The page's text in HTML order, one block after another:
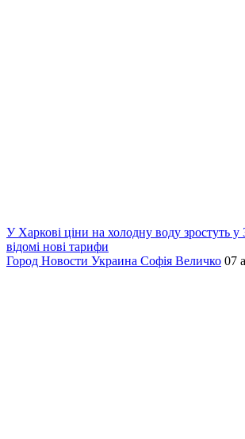
У Харкові ціни на холодну воду зростуть у
відомі нові тарифи
Город Новости Украина Софія Величко 07